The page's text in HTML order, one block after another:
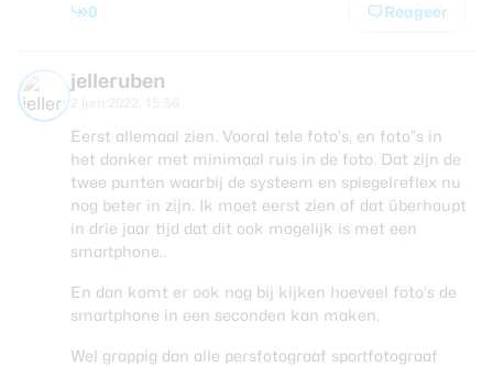
0 Reageer
jelleruben
Eerst allemaal zien. Vooral tele foto’s, en foto”s in
het donker met minimaal ruis in de foto. Dat zijn de
twee punten waarbij de systeem en spiegelreflex nu
nog beter in zijn. Ik moet eerst zien of dat überhaupt
in drie jaar tijd dat dit ook mogelijk is met een
smartphone..
En dan komt er ook nog bij kijken hoeveel foto’s de
smartphone in een seconden kan maken.
Wel grappig dan alle persfotograaf sportfotograaf